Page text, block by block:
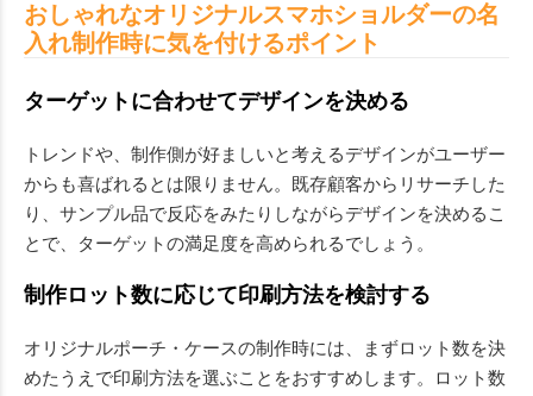
おしゃれなオリジナルスマホショルダーの名
入れ制作時に気を付けるポイント
ターゲットに合わせてデザインを決める
トレンドや、制作側が好ましいと考えるデザインがユーザー
からも喜ばれるとは限りません。既存顧客からリサーチした
り、サンプル品で反応をみたりしながらデザインを決めるこ
とで、ターゲットの満足度を高められるでしょう。
制作ロット数に応じて印刷方法を検討する
オリジナルポーチ・ケースの制作時には、まずロット数を決
めたうえで印刷方法を選ぶことをおすすめします。ロット数